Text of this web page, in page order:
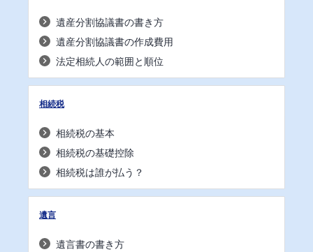
遺産分割協議書の書き方
遺産分割協議書の作成費用
法定相続人の範囲と順位
相続税
相続税の基本
相続税の基礎控除
相続税は誰が払う？
遺言
遺言書の書き方